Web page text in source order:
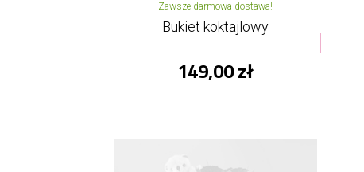
Zawsze darmowa dostawa!
Bukiet koktajlowy
149,00 zł